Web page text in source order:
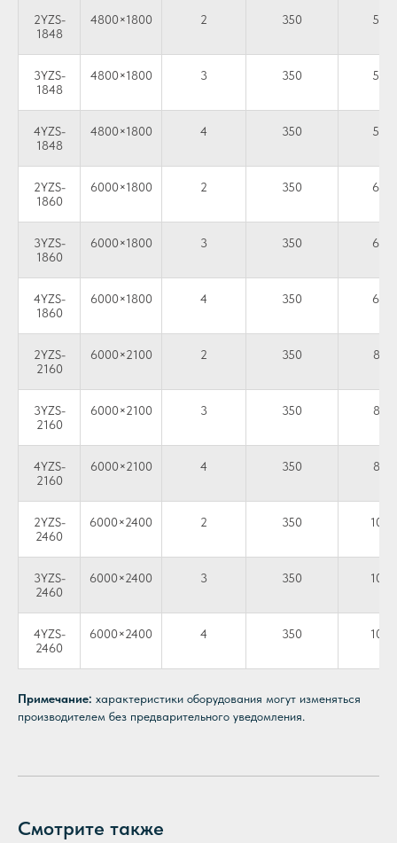
2YZS-
1848
4800×1800 2 350
3YZS-
1848
4800×1800 3 350
4YZS-
1848
4800×1800 4 350
2YZS-
1860
6000×1800 2 350
3YZS-
1860
6000×1800 3 350
4YZS-
1860
6000×1800 4 350
2YZS-
2160
6000×2100 2 350
3YZS-
2160
6000×2100 3 350
4YZS-
2160
6000×2100 4 350
2YZS-
2460
6000×2400 2 350
3YZS-
2460
6000×2400 3 350
4YZS-
2460
6000×2400 4 350
Примечание: характеристики оборудования могут изменяться
производителем без предварительного уведомления.
Смотрите также